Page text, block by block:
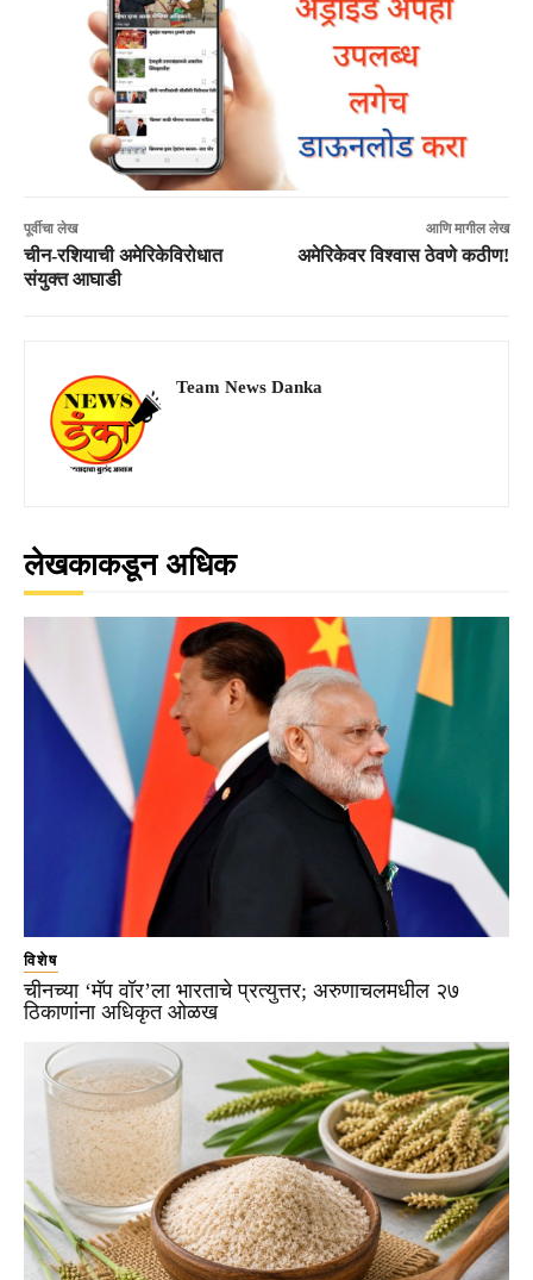
पूर्वीचा लेख
चीन-रशियाची अमेरिकेविरोधात
संयुक्त आघाडी
आणि मागील लेख
अमेरिकेवर विश्वास ठेवणे कठीण!
Team News Danka
लेखकाकडून अधिक
विशेष
चीनच्या ‘मॅप वॉर’ला भारताचे प्रत्युत्तर; अरुणाचलमधील २७
ठिकाणांना अधिकृत ओळख